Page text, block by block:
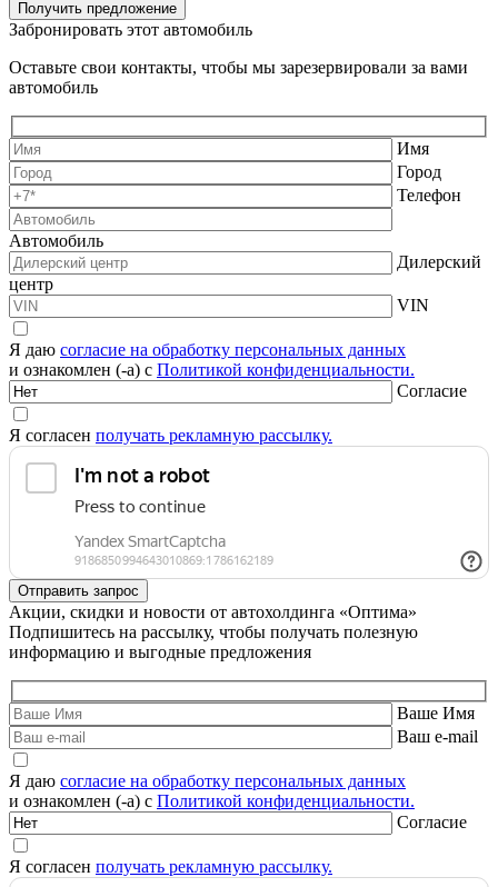
Получить предложение
Забронировать этот автомобиль
Оставьте свои контакты, чтобы мы зарезервировали за вами
автомобиль
Имя
Город
Телефон
Автомобиль
Дилерский
центр
VIN
Я даю согласие на обработку персональных данных
и ознакомлен (-а) с Политикой конфиденциальности.
Согласие
Я согласен получать рекламную рассылку.
Акции, скидки и новости от автохолдинга «Оптима»
Подпишитесь на рассылку, чтобы получать полезную
информацию и выгодные предложения
Ваше Имя
Ваш e-mail
Я даю согласие на обработку персональных данных
и ознакомлен (-а) с Политикой конфиденциальности.
Согласие
Я согласен получать рекламную рассылку.